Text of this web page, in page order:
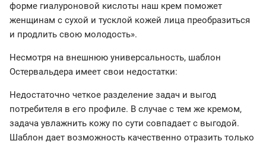
форме гиалуроновой кислоты наш крем поможет
женщинам с сухой и тусклой кожей лица преобразиться
и продлить свою молодость».
Несмотря на внешнюю универсальность, шаблон
Остервальдера имеет свои недостатки:
Недостаточно четкое разделение задач и выгод
потребителя в его профиле. В случае с тем же кремом,
задача увлажнить кожу по сути совпадает с выгодой.
Шаблон дает возможность качественно отразить только